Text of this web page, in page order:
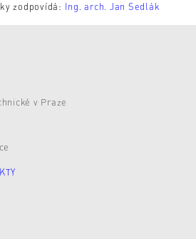
zodpovídá: Ing. arch. Jan Sedlák
v Praze